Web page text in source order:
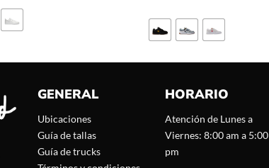
GENERAL
Ubicaciones
Guía de tallas
Guía de trucks
HORARIO
Atención de Lunes a
Viernes: 8:00 am a 5:00
pm